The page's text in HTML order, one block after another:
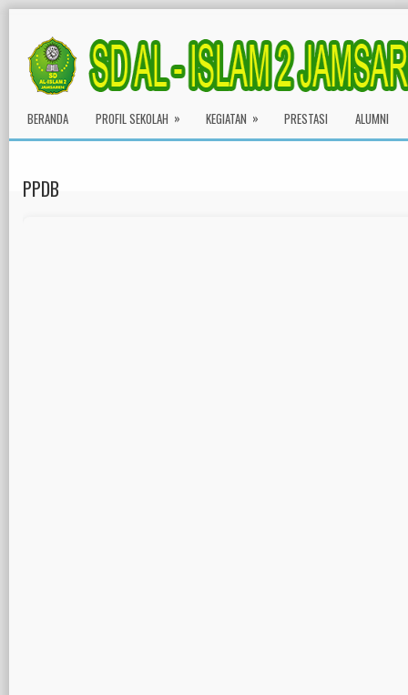
BERANDA PROFIL SEKOLAH » KEGIATAN » PRESTASI ALUMNI
PPDB